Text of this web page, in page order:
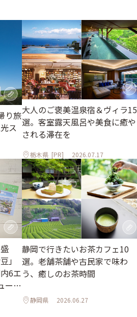
り旅
ス
大人のご褒美温泉宿＆ヴィラ15
選。客室露天風呂や美食に癒や
される滞在を
栃木県[PR] 2026.07.17
」
6エ
ーア
静岡で行きたいお茶カフェ10
選。老舗茶舗や古民家で味わ
う、癒しのお茶時間
静岡県 2026.06.27